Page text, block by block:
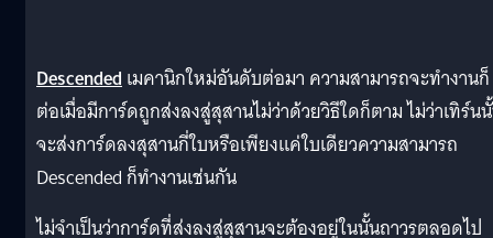
Descendedเมคานิกใหม่อันดับต่อมา ความสามารถจะทำงานก็
ต่อเมื่อมีการ์ดถูกส่งลงสู่สุสานไม่ว่าด้วยวิธีใดก็ตาม ไม่ว่าเทิร์น
จะส่งการ์ดลงสุสานกี่ใบหรือเพียงแค่ใบเดียวความสามารถ
Descended ก็ทำงานเช่นกัน
ไม่จำเป็นว่าการ์ดที่ส่งลงสู่สุสานจะต้องอยู่ในนั้นถาวรตลอดไป